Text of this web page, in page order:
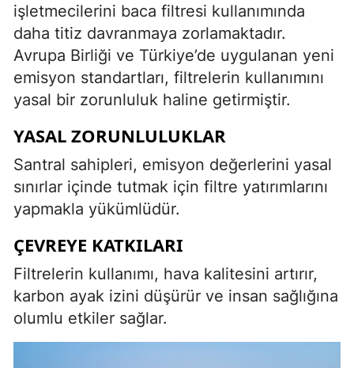
işletmecilerini baca filtresi kullanımında
daha titiz davranmaya zorlamaktadır.
Avrupa Birliği ve Türkiye’de uygulanan yeni
emisyon standartları, filtrelerin kullanımını
yasal bir zorunluluk haline getirmiştir.
YASAL ZORUNLULUKLAR
Santral sahipleri, emisyon değerlerini yasal
sınırlar içinde tutmak için filtre yatırımlarını
yapmakla yükümlüdür.
ÇEVREYE KATKILARI
Filtrelerin kullanımı, hava kalitesini artırır,
karbon ayak izini düşürür ve insan sağlığına
olumlu etkiler sağlar.